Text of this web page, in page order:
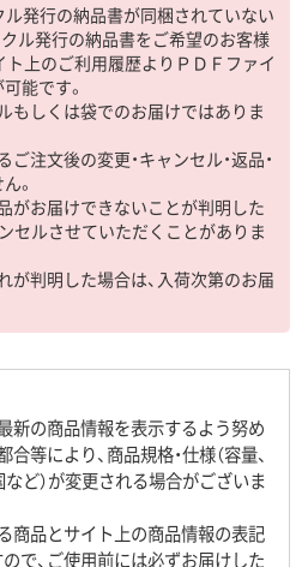
ル発行の納品書が同梱されていない
ル発行の納品書をご希望のお客様
ト上のご利用履歴よりＰＤＦファイ
能です。
もしくは袋でのお届けではありま
ご注文後の変更・キャンセル・返品・
。
がお届けできないことが判明した
セルさせていただくことがありま
が判明した場合は、入荷次第のお届
新の商品情報を表示するよう努め
等により、商品規格・仕様（容量、
など）が変更される場合がございま
商品とサイト上の商品情報の表記
で、ご使用前には必ずお届けした